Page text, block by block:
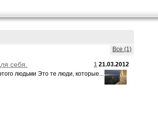
Все (1)
1 21.03.2012
себя.
людьми Это те люди, которые...